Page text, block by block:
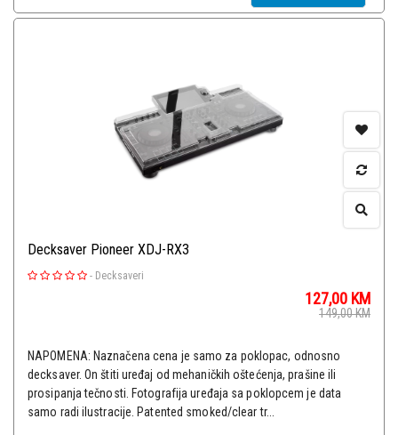
Decksaver Pioneer XDJ-RX3
- Decksaveri
127,00 KM
149,00KM
NAPOMENA: Naznačena cena je samo za poklopac, odnosno
decksaver. On štiti uređaj od mehaničkih oštećenja, prašine ili
prosipanja tečnosti. Fotografija uređaja sa poklopcem je data
samo radi ilustracije. Patented smoked/clear tr...